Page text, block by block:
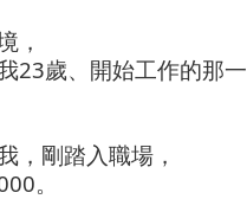
，
23歲、開始工作的那一
，剛踏入職場，
。